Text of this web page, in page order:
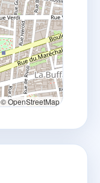
© OpenStreetMap